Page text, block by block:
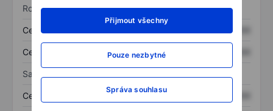
Přijmout všechny
Pouze nezbytné
Správa souhlasu
Rozvaha
Celková aktiva XXXXXXX
Celkový dluh XXXXXXX
Sazby
Cena/tržby XXXXXXX